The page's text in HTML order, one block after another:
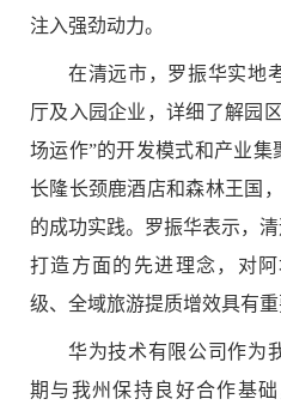
注入强劲动力。
在清远市，罗振华实地
厅及入园企业，详细了解园
场运作”的开发模式和产业
长隆长颈鹿酒店和森林王国
的成功实践。罗振华表示，
打造方面的先进理念，对
级、全域旅游提质增效具有重
华为技术有限公司作为
期与我州保持良好合作基